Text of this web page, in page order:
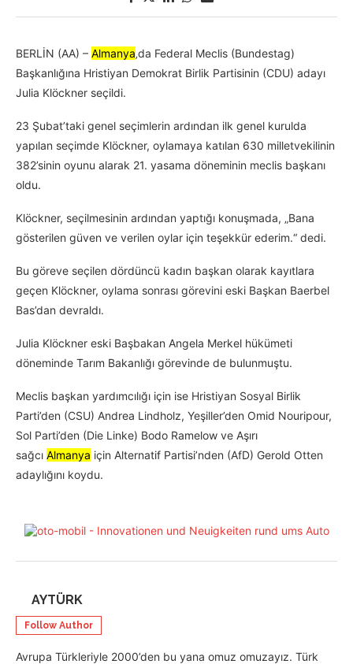
BERLİN (AA) – Almanya‚da Federal Meclis (Bundestag)
Başkanlığına Hristiyan Demokrat Birlik Partisinin (CDU) adayı
Julia Klöckner seçildi.
23 Şubat’taki genel seçimlerin ardından ilk genel kurulda
yapılan seçimde Klöckner, oylamaya katılan 630 milletvekilinin
382’sinin oyunu alarak 21. yasama döneminin meclis başkanı
oldu.
Klöckner, seçilmesinin ardından yaptığı konuşmada, „Bana
gösterilen güven ve verilen oylar için teşekkür ederim.“ dedi.
Bu göreve seçilen dördüncü kadın başkan olarak kayıtlara
geçen Klöckner, oylama sonrası görevini eski Başkan Baerbel
Bas’dan devraldı.
Julia Klöckner eski Başbakan Angela Merkel hükümeti
döneminde Tarım Bakanlığı görevinde de bulunmuştu.
Meclis başkan yardımcılığı için ise Hristiyan Sosyal Birlik
Parti’den (CSU) Andrea Lindholz, Yeşiller’den Omid Nouripour,
Sol Parti’den (Die Linke) Bodo Ramelow ve Aşırı
sağcı Almanya için Alternatif Partisi’nden (AfD) Gerold Otten
adaylığını koydu.
AYTÜRK
Follow Author
Avrupa Türkleriyle 2000’den bu yana omuz omuzayız. Türk